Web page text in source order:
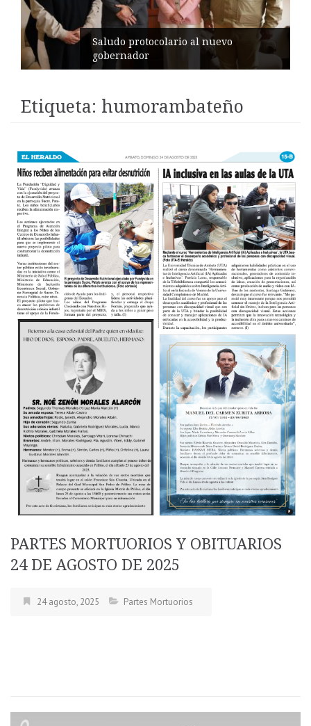
Saludo protocolario al nuevo
gobernador
Etiqueta: humorambateño
PARTES MORTUORIOS Y OBITUARIOS
24 DE AGOSTO DE 2025
24 agosto, 2025 Partes Mortuorios